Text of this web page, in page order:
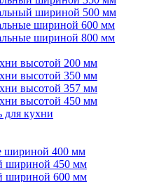
шириной 500 мм
шириной 600 мм
шириной 800 мм
высотой 200 мм
высотой 350 мм
высотой 357 мм
высотой 450 мм
для кухни
шириной 400 мм
шириной 450 мм
шириной 600 мм